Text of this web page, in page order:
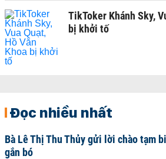
TikToker Khánh Sky,
bị khởi tố
Đọc nhiều nhất
Bà Lê Thị Thu Thủy gửi lời chào tạm
gắn bó